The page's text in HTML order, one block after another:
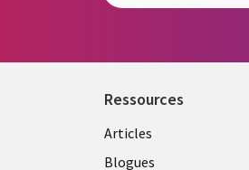
Ressources
Library
Articles
Blogues